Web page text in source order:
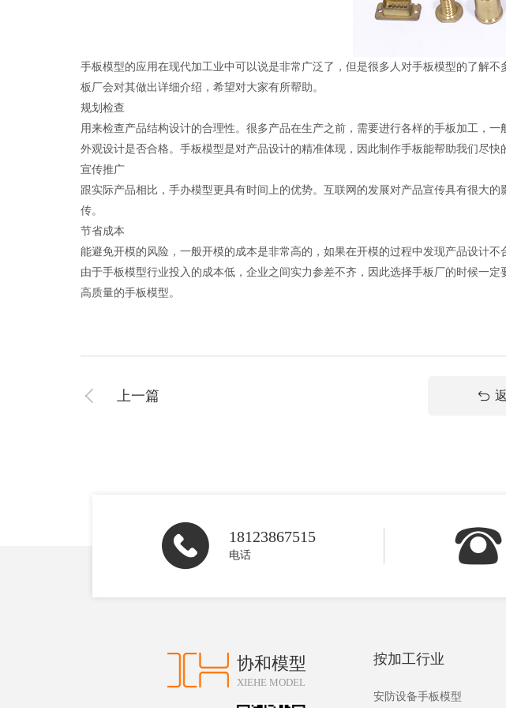
手板模型的应用在现代加工业中可以说是非常广泛了，但是很多人对手板模型的了解
板厂会对其做出详细介绍，希望对大家有所帮助。
规划检查
用来检查产品结构设计的合理性。很多产品在生产之前，需要进行各样的手板加工，
外观设计是否合格。手板模型是对产品设计的精准体现，因此制作手板能帮助我们尽快
宣传推广
跟实际产品相比，手办模型更具有时间上的优势。互联网的发展对产品宣传具有很大
传。
节省成本
能避免开模的风险，一般开模的成本是非常高的，如果在开模的过程中发现产品设计
由于手板模型行业投入的成本低，企业之间实力参差不齐，因此选择手板厂的时候一
高质量的手板模型。
上一篇
18123867515
电话
协和模型
XIEHE MODEL
按加工行业
安防设备手板模型